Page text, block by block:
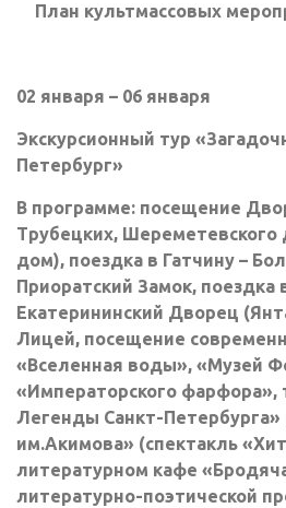
План культмассовых
02 января – 06 января
Экскурсионный тур
Петербург»
В программе: посещение
Трубецких,
дом), поездка в Гатчину –
Приоратский Замок, поездка
Екатерининский Дворец
Лицей, посещение
«Вселенная воды», «Музей
«Императорского
Легенды Санкт-
им.Акимова» (спектакль
литературном кафе
литературно-поэтической